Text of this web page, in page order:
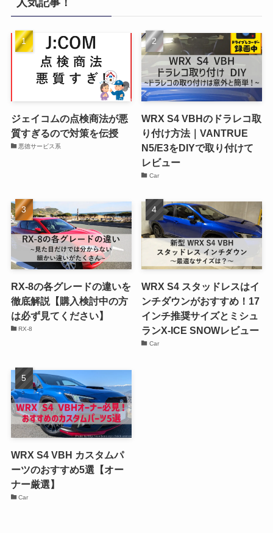
人気記事！
ジェイコムの点検商法が悪
質すぎるので対策を伝授
悪徳サービス系
WRX S4 VBHのドラレコ取
り付け方法｜VANTRUE
N5/E3をDIYで取り付けて
レビュー
Car
RX-8の各グレードの違いを
徹底解説【購入検討中の方
は必ず見てください】
RX-8
WRX S4 スタッドレスはイ
ンチダウンがおすすめ！17
インチ推奨サイズとミシュ
ランX-ICE SNOWレビュー
Car
WRX S4 VBH カスタムパ
ーツのおすすめ5選【オー
ナー厳選】
Car